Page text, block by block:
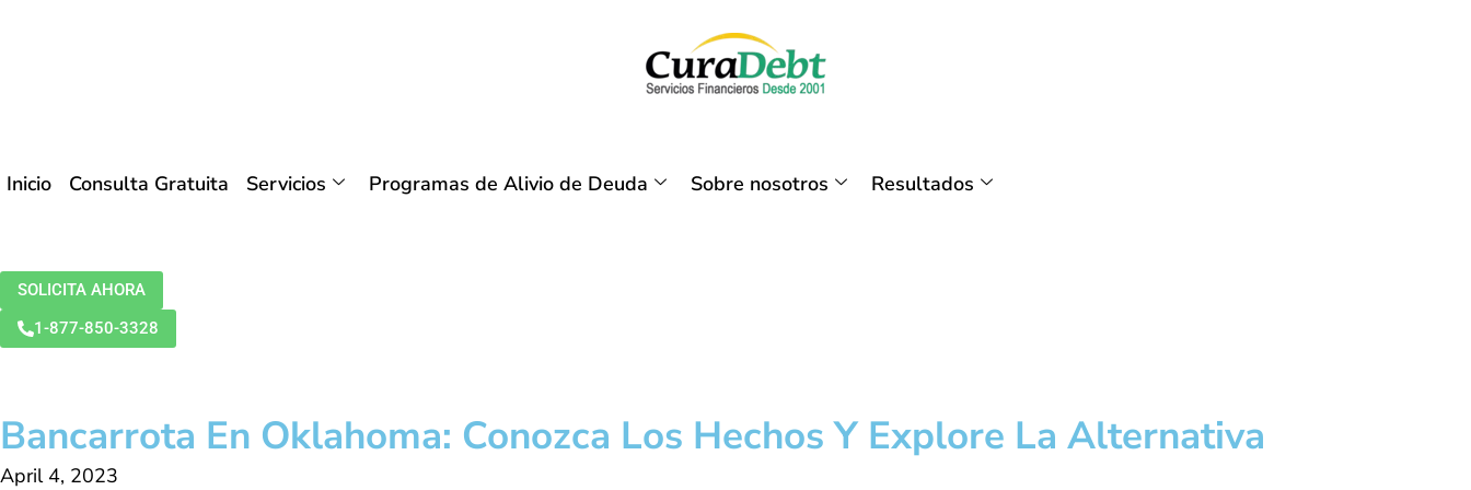
Inicio Consulta Gratuita Servicios Programas de Alivio de Deuda Sobre nosotros Resultados
SOLICITA AHORA
1-877-850-3328
Bancarrota En Oklahoma: Conozca Los Hechos Y Explore La Alternativa
April 4, 2023